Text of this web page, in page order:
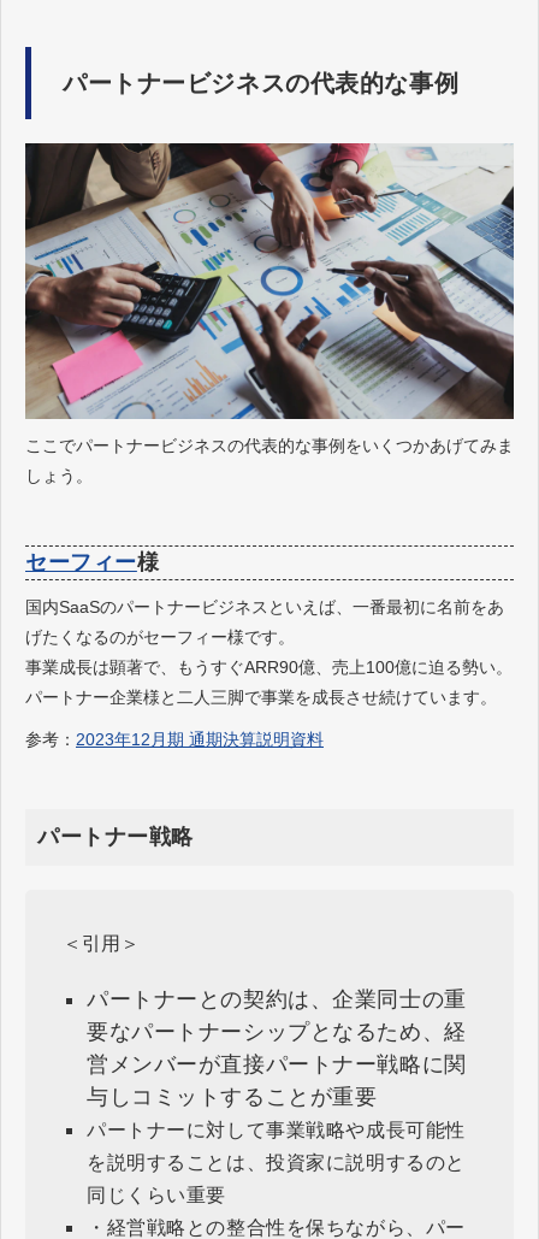
パートナービジネスの代表的な事例
ここでパートナービジネスの代表的な事例をいくつかあげてみま
しょう。
セーフィー様
国内SaaSのパートナービジネスといえば、一番最初に名前をあ
げたくなるのがセーフィー様です。
事業成長は顕著で、もうすぐARR90億、売上100億に迫る勢い。
パートナー企業様と二人三脚で事業を成長させ続けています。
参考： 2023年12月期 通期決算説明資料
パートナー戦略
＜引用＞
パートナーとの契約は、企業同士の重
要なパートナーシップとなるため、経
営メンバーが直接パートナー戦略に関
与しコミットすることが重要
パートナーに対して事業戦略や成長可能性
を説明することは、投資家に説明するのと
同じくらい重要
・経営戦略との整合性を保ちながら、パー